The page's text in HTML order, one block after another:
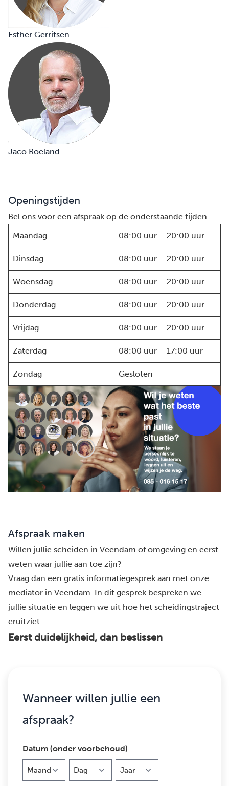
Esther Gerritsen
Jaco Roeland
Openingstijden
Bel ons voor een afspraak op de onderstaande tijden.
Maandag
08:00 uur – 20:00 uur
Dinsdag 08:00 uur – 20:00 uur
Woensdag 08:00 uur – 20:00 uur
Donderdag 08:00 uur – 20:00 uur
Vrijdag 08:00 uur – 20:00 uur
Zaterdag 08:00 uur – 17:00 uur
Zondag Gesloten
Afspraak maken
Willen jullie scheiden in Veendam of omgeving en eerst
weten waar jullie aan toe zijn?
Vraag dan een gratis informatiegesprek aan met onze
mediator in Veendam. In dit gesprek bespreken we
jullie situatie en leggen we uit hoe het scheidingstraject
eruitziet.
Eerst duidelijkheid, dan beslissen
Wanneer willen jullie een
afspraak?
Datum (onder voorbehoud)